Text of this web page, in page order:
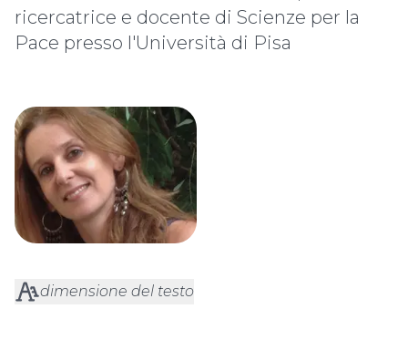
ricercatrice e docente di Scienze per la
Pace presso l'Università di Pisa
dimensione del testo